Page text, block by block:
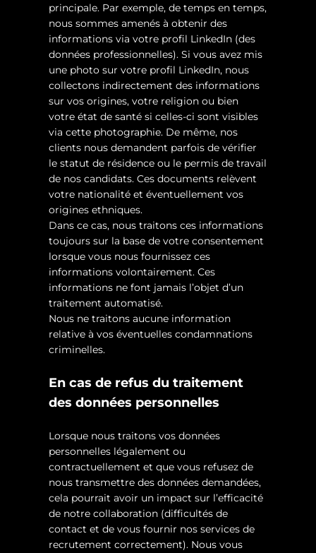
principale. Par exemple, de temps en temps,
nous sommes amenés à obtenir des
informations via votre profil LinkedIn (des
données professionnelles). Si vous avez mis
une photo sur votre profil LinkedIn, nous
collectons indirectement des informations
sur vos origines, votre religion ou bien
votre état de santé si celles-ci sont visibles
via cette photographie. De même, nos
clients nous demandent parfois de vérifier
le statut de résidence ou le permis de travail
de nos candidats. Ces documents relèvent
votre nationalité et éventuellement vos
origines ethniques.
Dans ce cas, nous traitons ces informations
toujours sur la base de votre consentement
lorsque vous nous fournissez ces
informations volontairement. Ces
informations ne font jamais l’objet d’un
traitement automatisé.
Nous ne traitons aucune information
relative à vos éventuelles condamnations
criminelles.
En cas de refus du traitement
des données personnelles
Lorsque nous traitons vos données
personnelles légalement ou
contractuellement et que vous refusez de
nous transmettre des données demandées,
cela pourrait avoir un impact sur l’efficacité
de notre collaboration (difficultés de
contact et de vous fournir nos services de
recrutement correctement). Nous vous